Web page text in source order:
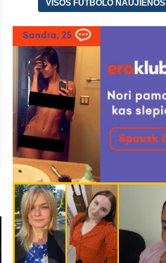
VISOS FUTBOLO NAUJIENOS